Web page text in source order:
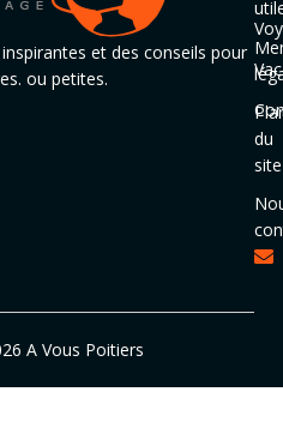
et des conseils pour
ou petites.
du
site
A Vous Poitiers